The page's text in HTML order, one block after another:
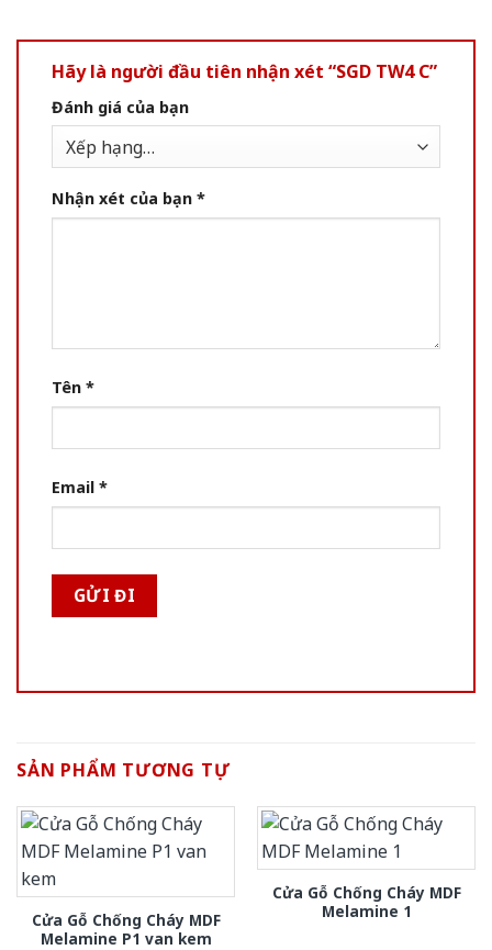
Hãy là người đầu tiên nhận xét “SGD TW4 C”
Đánh giá của bạn
Nhận xét của bạn *
Tên *
Email *
SẢN PHẨM TƯƠNG TỰ
Cửa Gỗ Chống Cháy MDF
Melamine P1 van kem
Cửa Gỗ Chống Cháy MDF
Melamine 1